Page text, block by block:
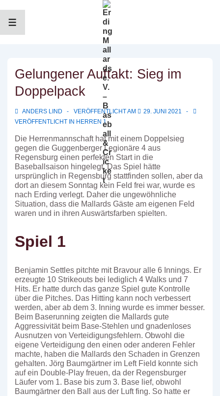
InhaltMENÜ
Gelungener Auftakt: Sieg im
Doppelpack
ANDERS LIND VERÖFFENTLICHT AM
29. JUNI 2021
VERÖFFENTLICHT IN HERREN 1
Die Herrenmannschaft hat mit einem Doppelsieg
gegen die Guggenberger Legionäre 4 aus
Regensburg einen perfekten Start in die
Baseballsaison hingelegt. Das Spiel hätte
ursprünglich in Regensburg stattfinden sollen, aber da
dort an diesem Sonntag kein Feld frei war, wurde es
nach Erding verlegt. Daher die ungewöhnliche
Situation, dass die Mallards Gäste am eigenen Feld
waren und in ihren Auswärtsfarben spielten.
Spiel 1
Benjamin Settles pitchte mit Bravour alle 6 Innings. Er
erzeugte 10 Strikeouts bei lediglich 4 Walks und 7
Hits. Er hatte durch das ganze Spiel gute Kontrolle
über die Pitches. Das Hitting kann noch verbessert
werden, aber ab dem 3. Inning wurde es immer besser.
Beim Baserunning zeigten die Mallards gute
Aggressivität beim Base-Stehlen und gnadenloses
Ausnutzen von Verteidigungsfehlern. Obwohl die
eigene Verteidigung den einen oder anderen Fehler
machte, haben die Mallards den Schaden in Grenzen
gehalten. Jörg Baumgärtner im Left Field konnte sich
auf ein Double-Play freuen, da der Regensburger
Läufer vom 1. Base bis zum 3. Base lief, obwohl
Baumgärtner den Ball aus der Luft fing. So hatte er